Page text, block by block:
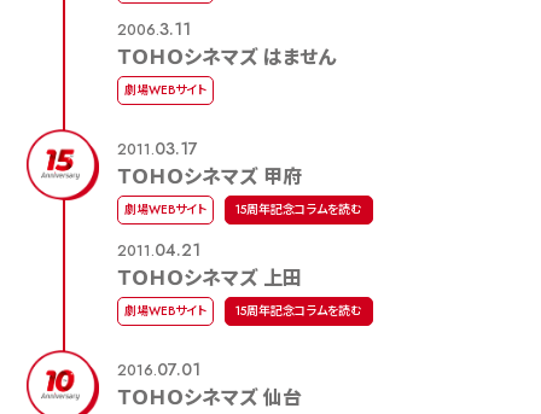
2006.3.11
ＴＯＨＯシネマズ はません
劇場WEBサイト
2011.03.17
ＴＯＨＯシネマズ 甲府
劇場WEBサイト 15周年記念コラムを読む
2011.04.21
ＴＯＨＯシネマズ 上田
劇場WEBサイト 15周年記念コラムを読む
2016.07.01
ＴＯＨＯシネマズ 仙台